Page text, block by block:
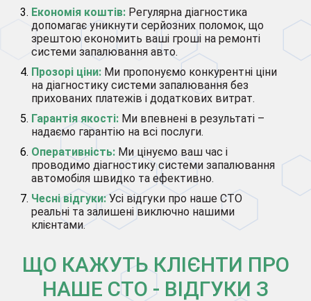
Економія коштів: Регулярна діагностика
допомагає уникнути серйозних поломок, що
зрештою економить ваші гроші на ремонті
системи запалювання авто.
Прозорі ціни: Ми пропонуємо конкурентні ціни
на діагностику системи запалювання без
прихованих платежів і додаткових витрат.
Гарантія якості: Ми впевнені в результаті –
надаємо гарантію на всі послуги.
Оперативність: Ми цінуємо ваш час і
проводимо діагностику системи запалювання
автомобіля швидко та ефективно.
Чесні відгуки:Усі відгуки про наше СТО
реальні та залишені виключно нашими
клієнтами.
ЩО КАЖУТЬ КЛІЄНТИ ПРО
НАШЕ СТО - ВІДГУКИ З